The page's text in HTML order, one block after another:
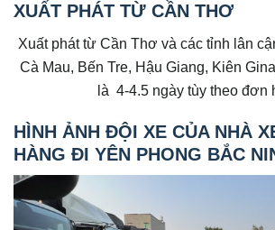
XUẤT PHÁT TỪ CẦN THƠ
Xuất phát từ Cần Thơ và các tỉnh lân
Cà Mau, Bến Tre, Hậu Giang, Kiên
là 4-4.5 ngày tùy theo đơn
HÌNH ẢNH ĐỘI XE CỦA NHÀ
HÀNG ĐI YÊN PHONG BẮC